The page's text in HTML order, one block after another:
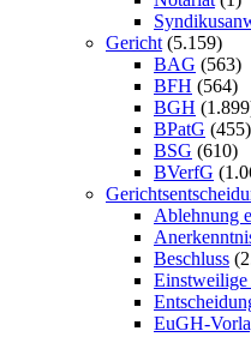
Gericht (5.159)
BAG (563)
BFH (564)
BGH
BPatG (455)
BSG (610)
BVerfG
Ablehnung
Beschluss
EuGH-